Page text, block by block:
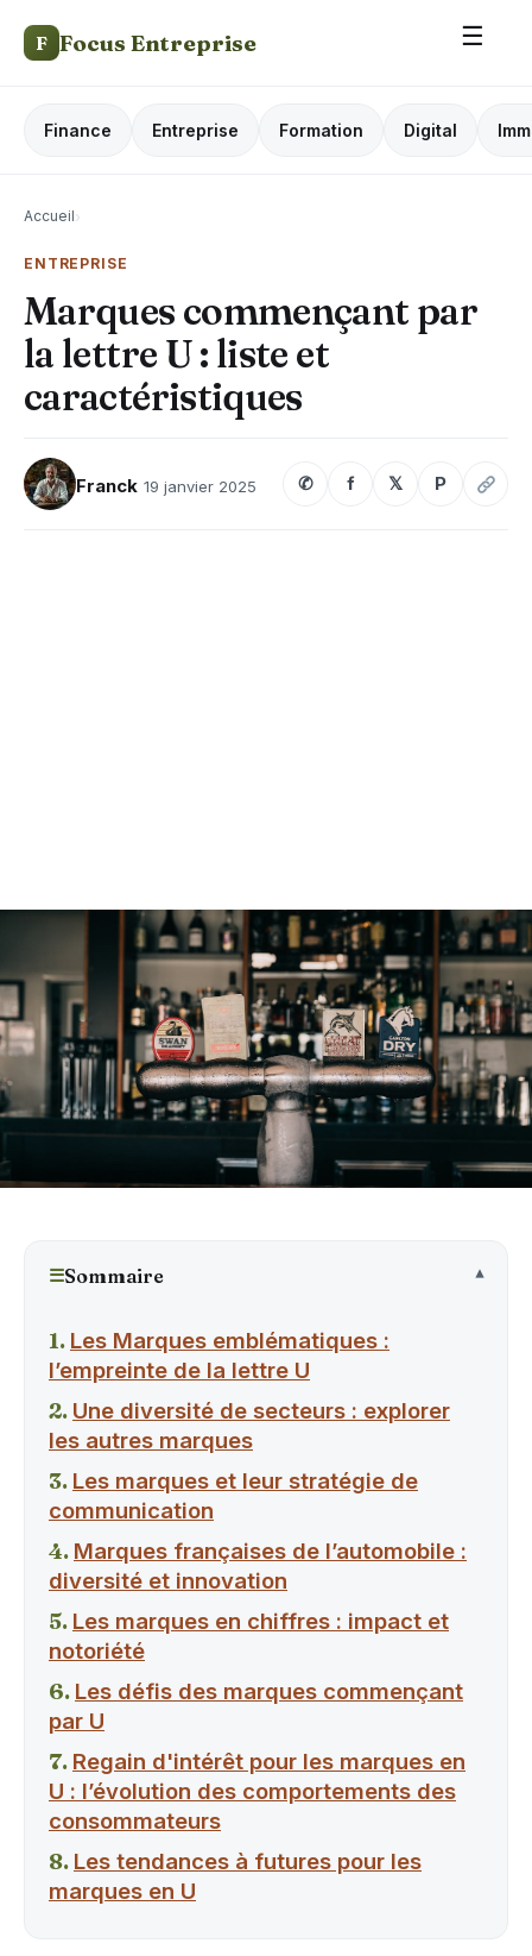
F Focus Entreprise ☰
Finance Entreprise Formation Digital
Accueil›
ENTREPRISE
Marques commençant par
la lettre U : liste et
caractéristiques
Franck 19 janvier 2025 ✆ f 𝕏 P
☰Sommaire
Les Marques emblématiques :
l’empreinte de la lettre U
Une diversité de secteurs : explorer
les autres marques
Les marques et leur stratégie de
communication
Marques françaises de l’automobile :
diversité et innovation
Les marques en chiffres : impact et
notoriété
Les défis des marques commençant
par U
Regain d'intérêt pour les marques en
U : l’évolution des comportements des
consommateurs
Les tendances à futures pour les
marques en U